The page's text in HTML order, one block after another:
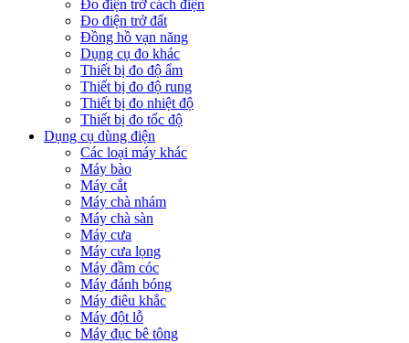
Đo điện trở cách điện
Đo điện trở đất
Đồng hồ vạn năng
Dụng cụ đo khác
Thiết bị đo độ ẩm
Thiết bị đo độ rung
Thiết bị đo nhiệt độ
Thiết bị đo tốc độ
Dụng cụ dùng điện
Các loại máy khác
Máy bào
Máy cắt
Máy chà nhám
Máy chà sàn
Máy cưa
Máy cưa lọng
Máy đầm cóc
Máy đánh bóng
Máy điêu khắc
Máy đột lỗ
Máy đục bê tông